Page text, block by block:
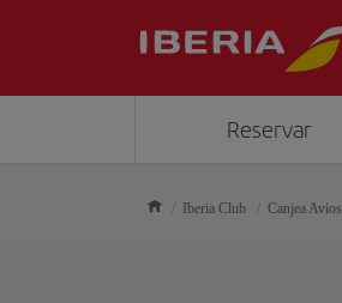
Reservar
Iberia Club Canjea Avios